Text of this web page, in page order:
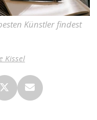
Künstler findest
Kissel